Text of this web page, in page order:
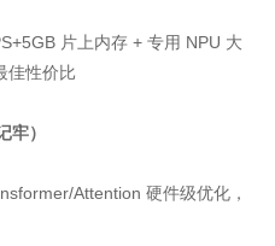
片上内存 + 专用 NPU 大
佳性价比
牢）
Attention 硬件级优化，